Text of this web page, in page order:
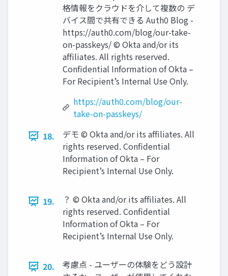
格情報をクラウドを介して複数の デ
バイス間で共有できる Auth0 Blog -
https://auth0.com/blog/our-take-
on-passkeys/ © Okta and/or its
afﬁliates. All rights reserved.
Conﬁdential Information of Okta –
For Recipient’s Internal Use Only.
https://auth0.com/blog/our-
take-on-passkeys/
18.
デモ © Okta and/or its afﬁliates. All
rights reserved. Conﬁdential
Information of Okta – For
Recipient’s Internal Use Only.
19.
？ © Okta and/or its afﬁliates. All
rights reserved. Conﬁdential
Information of Okta – For
Recipient’s Internal Use Only.
20.
考慮点 - ユーザーの体験をどう設計